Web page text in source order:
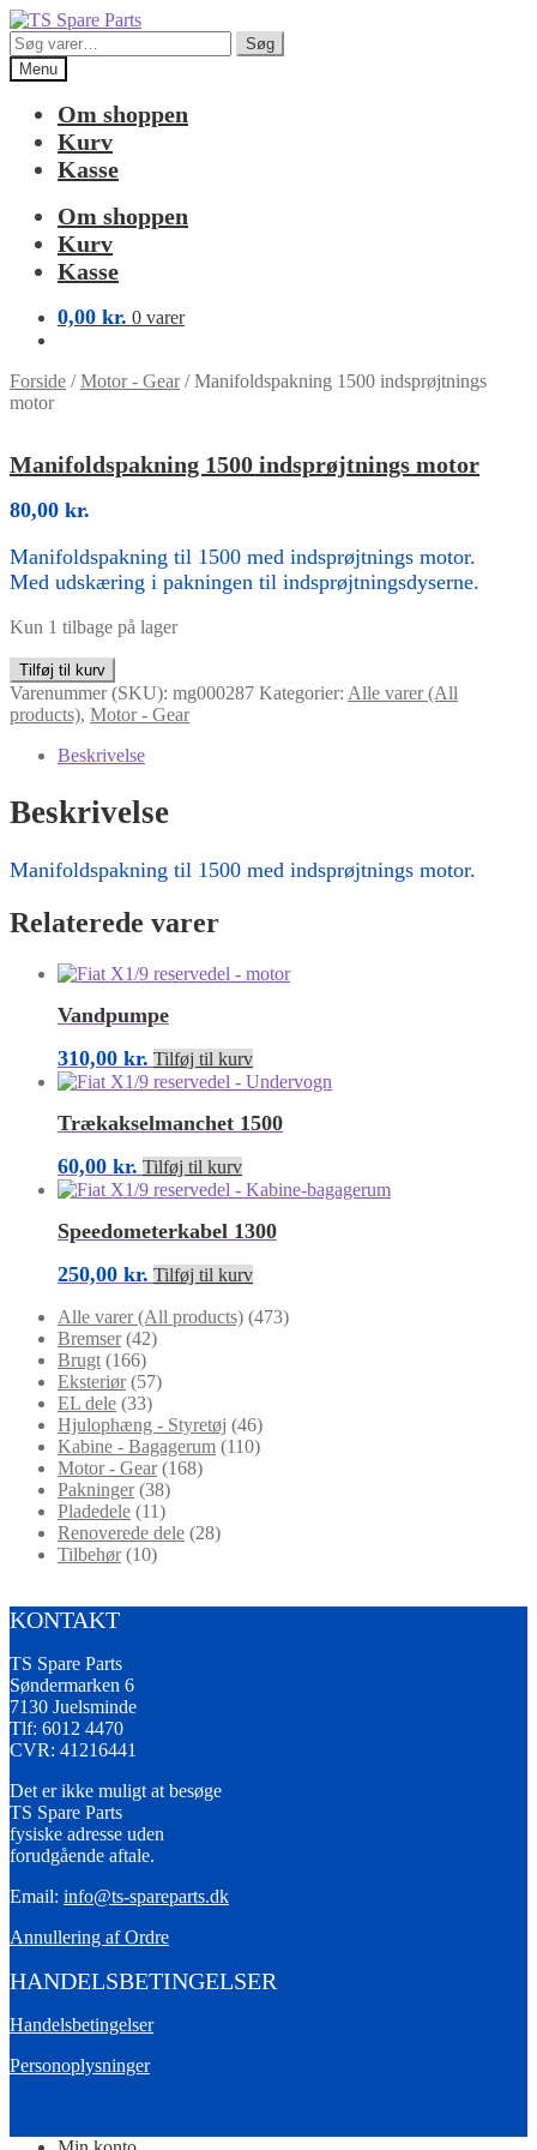
Spring
til
navigation
Spring
til
indhold
Søg
efter:
Søg
Menu
Om shoppen
Kurv
Kasse
Om shoppen
Kurv
Kasse
0,00 kr. 0 varer
Forside /Motor - Gear/Manifoldspakning 1500 indsprøjtnings
motor
Manifoldspakning 1500 indsprøjtnings motor
80,00 kr.
Manifoldspakning til 1500 med indsprøjtnings motor.
Med udskæring i pakningen til indsprøjtningsdyserne.
Kun 1 tilbage på lager
Manifoldspakning
1500
indsprøjtnings
motor
antal
Tilføj til kurv
Varenummer (SKU): mg000287 Kategorier: Alle varer (All
products), Motor - Gear
Beskrivelse
Beskrivelse
Manifoldspakning til 1500 med indsprøjtnings motor.
Relaterede varer
Vandpumpe
310,00 kr. Tilføj til kurv
Trækakselmanchet 1500
60,00 kr. Tilføj til kurv
Speedometerkabel 1300
250,00 kr. Tilføj til kurv
Alle varer (All products) (473)
Bremser (42)
Brugt (166)
Eksteriør (57)
EL dele (33)
Hjulophæng - Styretøj (46)
Kabine - Bagagerum (110)
Motor - Gear (168)
Pakninger (38)
Pladedele (11)
Renoverede dele (28)
Tilbehør (10)
KONTAKT
TS Spare Parts
Søndermarken 6
7130 Juelsminde
Tlf: 6012 4470
CVR: 41216441
Det er ikke muligt at besøge
TS Spare Parts
fysiske adresse uden
forudgående aftale.
Email: info@ts-spareparts.dk
Annullering af Ordre
HANDELSBETINGELSER
Handelsbetingelser
Personoplysninger